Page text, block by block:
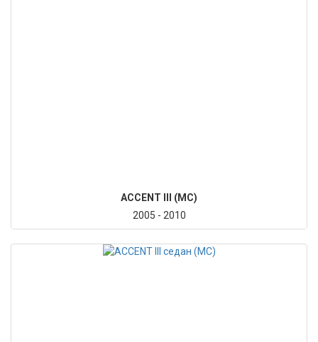
ACCENT III (MC)
2005 - 2010